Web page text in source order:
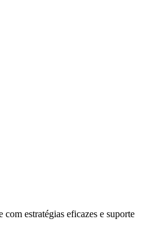
estratégias eficazes e suporte